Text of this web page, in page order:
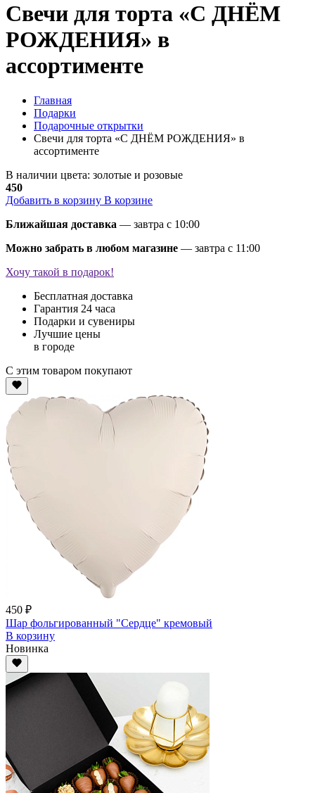
Свечи для торта «С ДНЁМ
РОЖДЕНИЯ» в
ассортименте
Главная
Подарки
Подарочные открытки
Свечи для торта «С ДНЁМ РОЖДЕНИЯ» в
ассортименте
В наличии цвета: золотые и розовые
450
Добавить в корзину В корзине
Ближайшая доставка — завтра c 10:00
Можно забрать в любом магазине — завтра c 11:00
Хочу такой в подарок!
Бесплатная доставка
Гарантия 24 часа
Подарки и сувениры
Лучшие цены
в городе
С этим товаром покупают
450 ₽
Шар фольгированный "Сердце" кремовый
В корзину
Новинка